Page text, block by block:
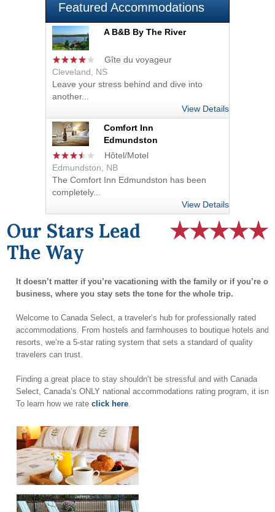
Featured Accommodations
A B&B By The River
Gîte du voyageur
Cleveland, NS
Leave your stress behind and dive into
another...
View Details
Comfort Inn
Edmundston
Hôtel/Motel
Edmundston, NB
The Comfort Inn Edmundston has been
completely...
View Details
Our Stars Lead
The Way
It doesn’t matter if you’re vacationing with the family or if you’re on
business, where you stay sets the tone for the whole trip.
Welcome to Canada Select, a traveler’s hub for professionally rated
accommodations. From hostels and farmhouses to boutique hotels and
resorts, we’re a 5-star rating system that sets a standard of quality
travelers can trust.
Finding a great place to stay shouldn’t be stressful and with Canada
Select, Canada’s ONLY national accommodations rating program, it
To learn how we rateclick here